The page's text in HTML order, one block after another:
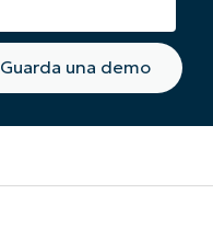
Guarda una demo